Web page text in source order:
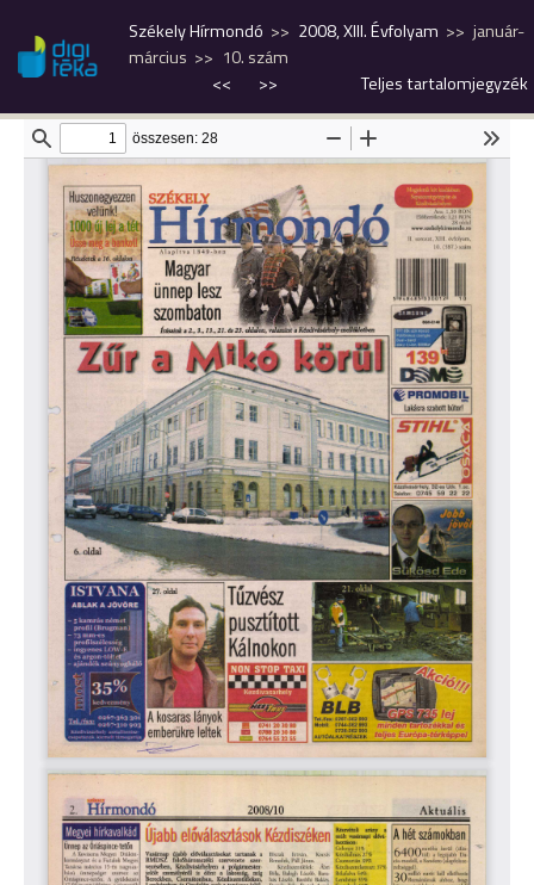
Székely Hírmondó 2008, XIII. Évfolyam
január-
március
10. szám
<<
>> Teljes tartalomjegyzék